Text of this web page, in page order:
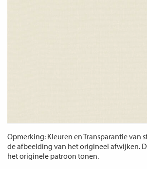
Opmerking: Kleuren en Transparantie van
de afbeelding van het origineel afwijken.
het originele patroon tonen.